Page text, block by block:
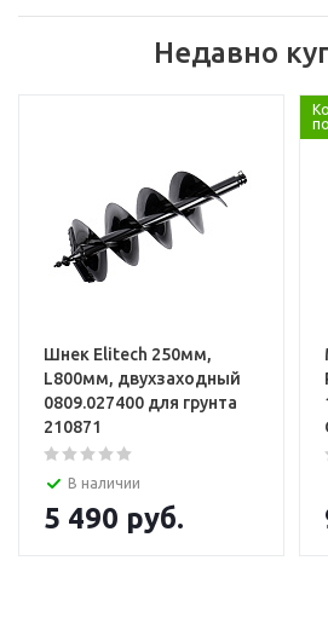
Недавно
Шнек Elitech 250мм,
L800мм, двухзаходный
0809.027400 для грунта
210871
В наличии
5 490 руб.